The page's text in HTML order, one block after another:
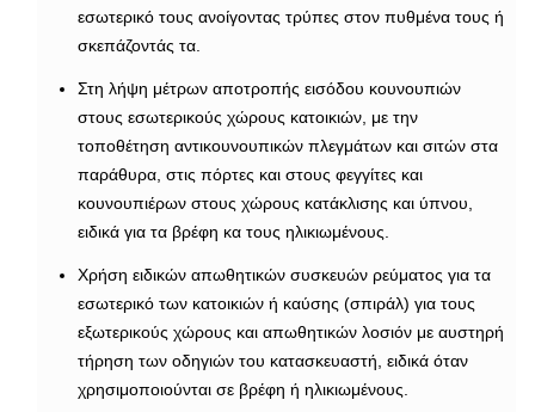
εσωτερικό τους ανοίγοντας τρύπες στον πυθμένα τους ή
σκεπάζοντάς τα.
Στη λήψη μέτρων αποτροπής εισόδου κουνουπιών
στους εσωτερικούς χώρους κατοικιών, με την
τοποθέτηση αντικουνουπικών πλεγμάτων και σιτών στα
παράθυρα, στις πόρτες και στους φεγγίτες και
κουνουπιέρων στους χώρους κατάκλισης και ύπνου,
ειδικά για τα βρέφη κα τους ηλικιωμένους.
Χρήση ειδικών απωθητικών συσκευών ρεύματος για τα
εσωτερικό των κατοικιών ή καύσης (σπιράλ) για τους
εξωτερικούς χώρους και απωθητικών λοσιόν με αυστηρή
τήρηση των οδηγιών του κατασκευαστή, ειδικά όταν
χρησιμοποιούνται σε βρέφη ή ηλικιωμένους.